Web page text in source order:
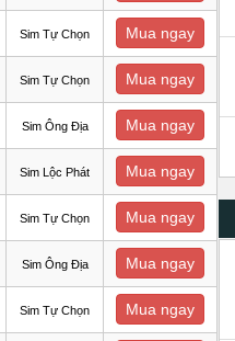
Sim Tự Chọn Mua ngay
Sim Tự Chọn Mua ngay
Sim Ông Địa Mua ngay
Sim Lộc Phát Mua ngay
Sim Tự Chọn Mua ngay
Sim Ông Địa Mua ngay
Sim Tự Chọn Mua ngay